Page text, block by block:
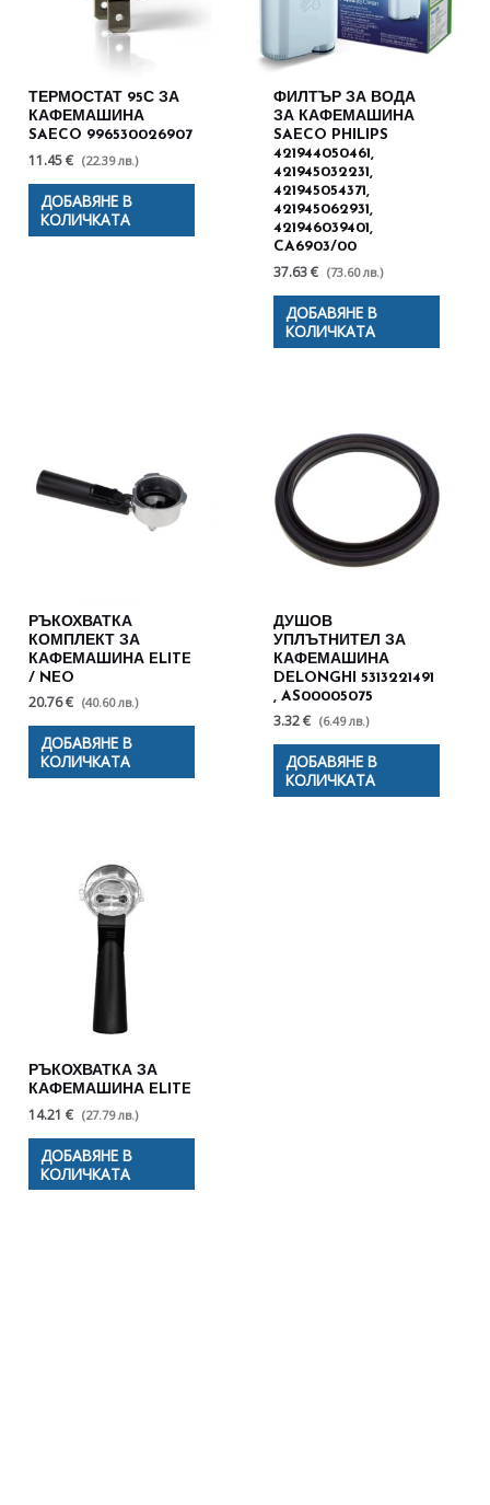
ТЕРМОСТАТ 95С ЗА
КАФЕМАШИНА
SAECO 996530026907
11.45 € (22.39 лв.)
ДОБАВЯНЕ В
КОЛИЧКАТА
ФИЛТЪР ЗА ВОДА
ЗА КАФЕМАШИНА
SAECO PHILIPS
421944050461,
421945032231,
421945054371,
421945062931,
421946039401,
CA6903/00
37.63 € (73.60 лв.)
ДОБАВЯНЕ В
КОЛИЧКАТА
РЪКОХВАТКА
КОМПЛЕКТ ЗА
КАФЕМАШИНА ELITE
/ NEO
20.76 € (40.60 лв.)
ДОБАВЯНЕ В
КОЛИЧКАТА
ДУШОВ
УПЛЪТНИТЕЛ ЗА
КАФЕМАШИНА
DELONGHI 5313221491
, AS00005075
3.32 € (6.49 лв.)
ДОБАВЯНЕ В
КОЛИЧКАТА
РЪКОХВАТКА ЗА
КАФЕМАШИНА ELITE
14.21 € (27.79 лв.)
ДОБАВЯНЕ В
КОЛИЧКАТА